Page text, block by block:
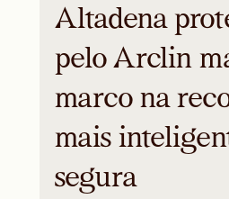
Altadena
pelo Arclin
marco na
mais
segura